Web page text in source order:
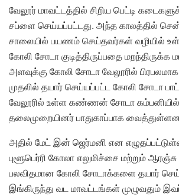
வேலூர் மாவட்டத்தில் சிறிய பெட்டி
சப்ளை செய்யப்பட்டது. அந்த காலத்தில்
சாலையில் பயணம் செய்தவர்கள் வழியில்
கோலி சோடா குடித்திருப்பதை மறந்திருக்க
அளவுக்கு கோலி சோடா வேலூரில்
முதலில் தயார் செய்யப்பட்ட கோலி சோடா
வேலூரில் உள்ள கண்ணன் சோடா
தலைமுறையினர் பாதுகாப்பாக
அதில் மேட் இன் ஜெர்மனி என
புளூபெர்ரி கோலா எலுமிச்சை மற்றும்
பலவிதமான கோலி சோடாக்களை தயார்
இங்கிருந்து வட மாவட்டங்கள் முழுவதும்